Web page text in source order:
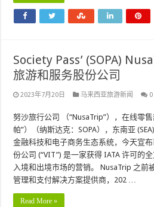
Society Pass’ (SOPA)
旅游和服务股份公司
2023年7月20日 马来西亚旅游新闻 0
努沙旅行公司 （“NusaTrip”），在线零
帕”）（纳斯达克：SOPA），东南亚
金融科技和电子商务生态系统，今天宣
份公司 (“VIT”) 是一家获得 IATA 许可的
入境和出境市场的营销。 NusaTrip 之前
管理和支付解决方案提供商，202 …
Read More »